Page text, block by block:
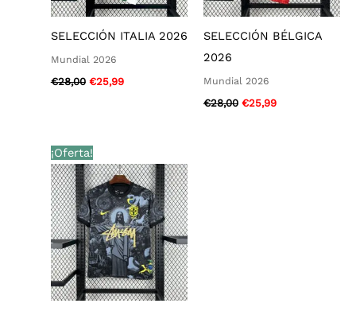
SELECCIÓN ITALIA 2026
Mundial 2026
€28,00 €25,99
SELECCIÓN BÉLGICA
2026
Mundial 2026
€28,00 €25,99
¡Oferta!
El
precio
original
era:
€28,00.
precio
actual
es:
€25,99.